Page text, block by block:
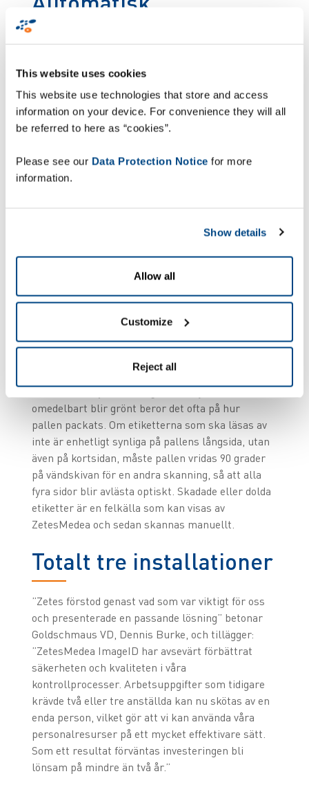
This website uses cookies
This website use technologies that store and access
information on your device. For convenience they will all
be referred to here as “cookies”.
Please see our Data Protection Notice for more
information.
Show details
Allow all
Customize
Reject all
masteretikett
Parallellt med skanningsprocessen fastställer
ZetesMedea ImageID pallens vikt och överför den
till ERP-systemet tillsammans med all nödvändig
information. Efter några sekunder visas det
grafiskt bearbetade resultatet på skärmen. Om
allt är korrekt lyser ett trafikljus grönt och
masteretikett. När den är fastsatt på pallen är
den klar att flyttas till lagret. Om ljuset inte
omedelbart blir grönt beror det ofta på hur
pallen packats. Om etiketterna som ska läsas av
inte är enhetligt synliga på pallens långsida, utan
även på kortsidan, måste pallen vridas 90 grader
på vändskivan för en andra skanning, så att alla
fyra sidor blir avlästa optiskt. Skadade eller dolda
etiketter är en felkälla som kan visas av
ZetesMedea och sedan skannas manuellt.
Totalt tre installationer
”Zetes förstod genast vad som var viktigt för oss
och presenterade en passande lösning” betonar
Goldschmaus VD, Dennis Burke, och tillägger:
”ZetesMedea ImageID har avsevärt förbättrat
säkerheten och kvaliteten i våra
kontrollprocesser. Arbetsuppgifter som tidigare
krävde två eller tre anställda kan nu skötas av en
enda person, vilket gör att vi kan använda våra
personalresurser på ett mycket effektivare sätt.
Som ett resultat förväntas investeringen bli
lönsam på mindre än två år.”